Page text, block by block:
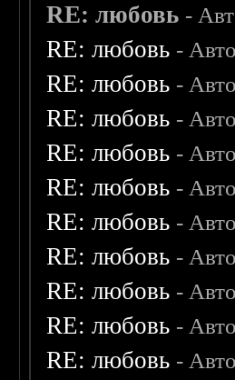
RE: любовь -
RE: любовь -
RE: любовь -
RE: любовь -
RE: любовь -
RE: любовь -
RE: любовь -
RE: любовь -
RE: любовь -
RE: любовь -
RE: любовь -